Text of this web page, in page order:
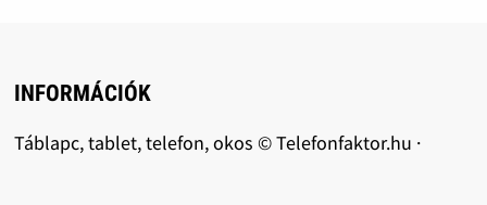
INFORMÁCIÓK
Táblapc, tablet, telefon, okos © Telefonfaktor.hu ·